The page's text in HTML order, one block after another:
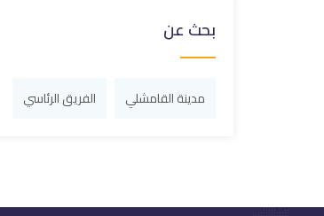
بحث عن
مدينة القامشلي الفريق الرئاسي